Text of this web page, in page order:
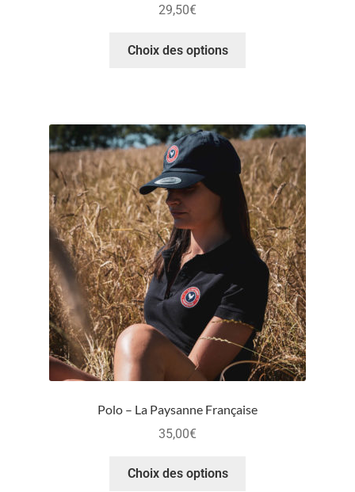
29,50€
Choix des options
Polo – La Paysanne Française
35,00€
Choix des options